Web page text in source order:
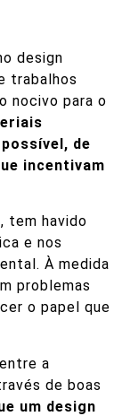
design
trabalhos
nocivo para o
de
incentivam
tem havido
e nos
À medida
problemas
o papel que
a
de boas
um design